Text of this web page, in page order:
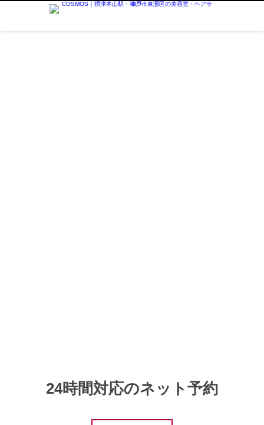
24時間対応のネット予約